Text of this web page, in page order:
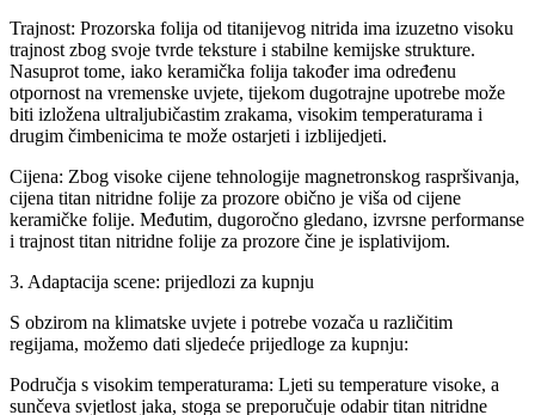
Trajnost: Prozorska folija od titanijevog nitrida ima izuzetno visoku
trajnost zbog svoje tvrde teksture i stabilne kemijske strukture.
Nasuprot tome, iako keramička folija također ima određenu
otpornost na vremenske uvjete, tijekom dugotrajne upotrebe može
biti izložena ultraljubičastim zrakama, visokim temperaturama i
drugim čimbenicima te može ostarjeti i izblijedjeti.
Cijena: Zbog visoke cijene tehnologije magnetronskog raspršivanja,
cijena titan nitridne folije za prozore obično je viša od cijene
keramičke folije. Međutim, dugoročno gledano, izvrsne performanse
i trajnost titan nitridne folije za prozore čine je isplativijom.
3. Adaptacija scene: prijedlozi za kupnju
S obzirom na klimatske uvjete i potrebe vozača u različitim
regijama, možemo dati sljedeće prijedloge za kupnju:
Područja s visokim temperaturama: Ljeti su temperature visoke, a
sunčeva svjetlost jaka, stoga se preporučuje odabir titan nitridne